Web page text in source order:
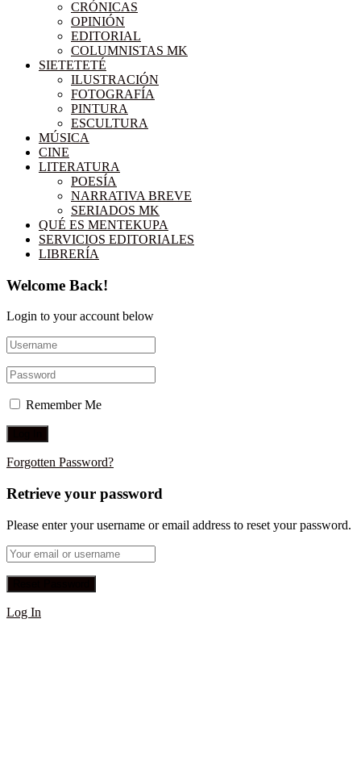
CRÓNICAS
OPINIÓN
EDITORIAL
COLUMNISTAS MK
SIETETETÉ
ILUSTRACIÓN
FOTOGRAFÍA
PINTURA
ESCULTURA
MÚSICA
CINE
LITERATURA
POESÍA
NARRATIVA BREVE
SERIADOS MK
QUÉ ES MENTEKUPA
SERVICIOS EDITORIALES
LIBRERÍA
Welcome Back!
Login to your account below
Remember Me
Forgotten Password?
Retrieve your password
Please enter your username or email address to reset your password.
Log In